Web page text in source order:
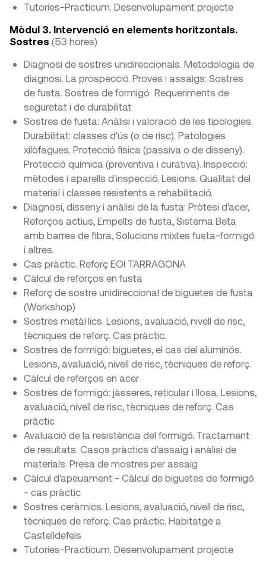
Tutories-Practicum. Desenvolupament projecte
Mòdul 3. Intervenció en elements horitzontals.
Sostres (53 hores)
Diagnosi de sostres unidireccionals. Metodologia de
diagnosi. La prospecció. Proves i assaigs: Sostres
de fusta. Sostres de formigó Requeriments de
seguretat i de durabilitat
Sostres de fusta: Anàlisi i valoració de les tipologies.
Durabilitat: classes d'ús (o de risc). Patologies
xilòfagues. Protecció física (passiva o de disseny).
Protecció química (preventiva i curativa). Inspecció:
mètodes i aparells d'inspecció. Lesions. Qualitat del
material i classes resistents a rehabilitació.
Diagnosi, disseny i anàlisi de la fusta: Pròtesi d'acer,
Reforços actius, Empelts de fusta, Sistema Beta
amb barres de fibra, Solucions mixtes fusta-formigó
i altres.
Cas pràctic. Reforç EOI TARRAGONA
Càlcul de reforços en fusta
Reforç de sostre unidireccional de biguetes de fusta
(Workshop)
Sostres metàl·lics. Lesions, avaluació, nivell de risc,
tècniques de reforç. Cas pràctic.
Sostres de formigó: biguetes, el cas del aluminós.
Lesions, avaluació, nivell de risc, tècniques de reforç.
Càlcul de reforços en acer
Sostres de formigó: jàsseres, reticular i llosa. Lesions,
avaluació, nivell de risc, tècniques de reforç. Cas
pràctic
Avaluació de la resistència del formigó. Tractament
de resultats. Casos pràctics d'assaig i anàlisi de
materials. Presa de mostres per assaig
Càlcul d'apeuament - Càlcul de biguetes de formigó
- cas pràctic
Sostres ceràmics. Lesions, avaluació, nivell de risc,
tècniques de reforç. Cas pràctic. Habitatge a
Castelldefels
Tutories-Practicum. Desenvolupament projecte